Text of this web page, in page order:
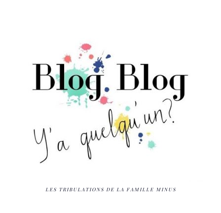
LES TRIBULATIONS DE LA FAMILLE MINUS